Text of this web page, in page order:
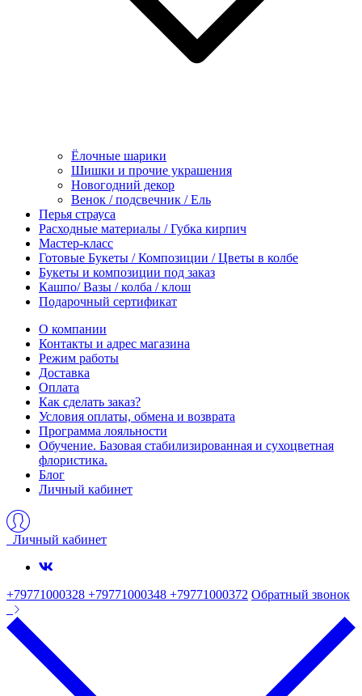
Ёлочные шарики
Шишки и прочие украшения
Новогодний декор
Венок / подсвечник / Ель
Перья страуса
Расходные материалы / Губка кирпич
Мастер-класс
Готовые Букеты / Композиции / Цветы в колбе
Букеты и композиции под заказ
Кашпо/ Вазы / колба / клош
Подарочный сертификат
О компании
Контакты и адрес магазина
Режим работы
Доставка
Оплата
Как сделать заказ?
Условия оплаты, обмена и возврата
Программа лояльности
Обучение. Базовая стабилизированная и сухоцветная
флористика.
Блог
Личный кабинет
Личный кабинет
+79771000328 +79771000348 +79771000372 Обратный звонок